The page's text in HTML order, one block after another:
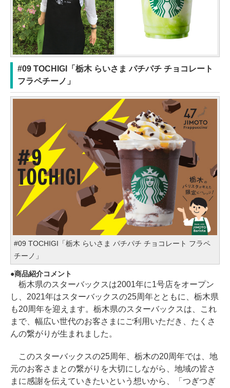
#09 TOCHIGI「栃木 らいさま パチパチ チョコレート
フラペチーノ」
#09 TOCHIGI「栃木 らいさま パチパチ チョコレート フラペ
チーノ」
商品紹介コメント
栃木県のスターバックスは2001年に1号店をオープン
し、2021年はスターバックスの25周年とともに、栃木県
も20周年を迎えます。栃木県のスターバックスは、これ
まで、幅広い世代のお客さまにご利用いただき、たくさ
んの繋がりが生まれました。
このスターバックスの25周年、栃木の20周年では、地
元のお客さまとの繋がりを大切にしながら、地域の皆さ
まに感謝を伝えていきたいという想いから、「つぎつぎ